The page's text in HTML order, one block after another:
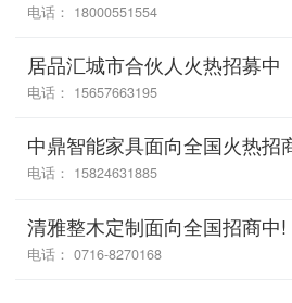
电话： 18000551554
居品汇城市合伙人火热招募中
电话： 15657663195
中鼎智能家具面向全国火热招
电话： 15824631885
清雅整木定制面向全国招商中!
电话： 0716-8270168